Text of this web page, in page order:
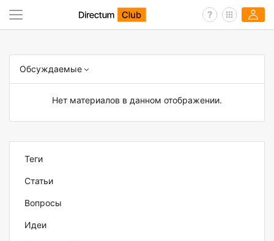
Обсуждаемые
Нет материалов в данном отображении.
Теги
Статьи
Вопросы
Идеи